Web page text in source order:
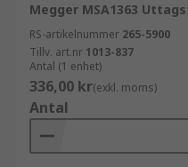
Megger MSA1363
RS-artikelnummer 265-5900
Tillv. art.nr 1013-837
Antal (1 enhet)
336,00 kr(exkl. moms)
Antal